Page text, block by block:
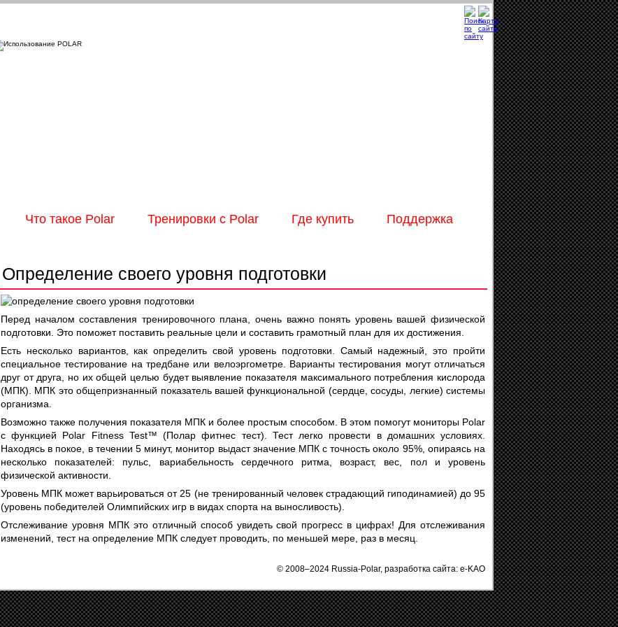
Что такое Polar Тренировки с Polar Где купить Поддержка
Определение своего уровня подготовки
Перед началом составления тренировочного плана, очень важно понять уровень вашей физической
подготовки. Это поможет поставить реальные цели и составить грамотный план для их достижения.
Есть несколько вариантов, как определить свой уровень подготовки. Самый надежный, это пройти
специальное тестирование на тредбане или велоэргометре. Варианты тестирования могут отличаться
друг от друга, но их общей целью будет выявление показателя максимального потребления кислорода
(МПК). МПК это общепризнанный показатель вашей функциональной (сердце, сосуды, легкие) системы
организма.
Возможно также получения показателя МПК и более простым способом. В этом помогут мониторы Polar
с функцией Polar Fitness Test™ (Полар фитнес тест). Тест легко провести в домашних условиях.
Находясь в покое, в течении 5 минут, монитор выдаст значение МПК с точность около 95%, опираясь на
несколько показателей: пульс, вариабельность сердечного ритма, возраст, вес, пол и уровень
физической активности.
Уровень МПК может варьироваться от 25 (не тренированный человек страдающий гиподинамией) до 95
(уровень победителей Олимпийских игр в видах спорта на выносливость).
Отслеживание уровня МПК это отличный способ увидеть свой прогресс в цифрах! Для отслеживания
изменений, тест на определение МПК следует проводить, по меньшей мере, раз в месяц.
© 2008–2024 Russia-Polar, разработка сайта: e-KAO